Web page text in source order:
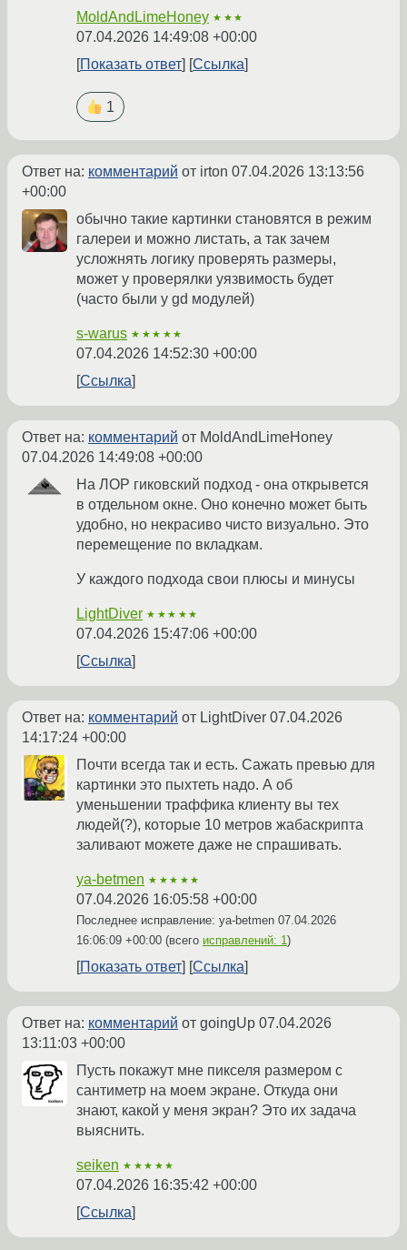
MoldAndLimeHoney ★★★
07.04.2026 14:49:08 +00:00
Показать ответ
Ссылка
1
Ответ на: комментарий от irton 07.04.2026 13:13:56
+00:00
обычно такие картинки становятся в режим
галереи и можно листать, а так зачем
усложнять логику проверять размеры,
может у проверялки уязвимость будет
(часто были у gd модулей)
s-warus ★★★★★
07.04.2026 14:52:30 +00:00
Ссылка
Ответ на: комментарий от MoldAndLimeHoney
07.04.2026 14:49:08 +00:00
На ЛОР гиковский подход - она открывется
в отдельном окне. Оно конечно может быть
удобно, но некрасиво чисто визуально. Это
перемещение по вкладкам.
У каждого подхода свои плюсы и минусы
LightDiver ★★★★★
07.04.2026 15:47:06 +00:00
Ссылка
Ответ на: комментарий от LightDiver 07.04.2026
14:17:24 +00:00
Почти всегда так и есть. Сажать превью для
картинки это пыхтеть надо. А об
уменьшении траффика клиенту вы тех
людей(?), которые 10 метров жабаскрипта
заливают можете даже не спрашивать.
ya-betmen ★★★★★
07.04.2026 16:05:58 +00:00
Последнее исправление: ya-betmen 07.04.2026
16:06:09 +00:00 (всего исправлений: 1)
Показать ответ Ссылка
Ответ на: комментарий от goingUp 07.04.2026
13:11:03 +00:00
Пусть покажут мне пикселя размером с
сантиметр на моем экране. Откуда они
знают, какой у меня экран? Это их задача
выяснить.
seiken ★★★★★
07.04.2026 16:35:42 +00:00
Ссылка